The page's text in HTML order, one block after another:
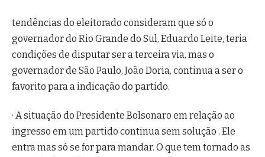
tendências do eleitorado consideram que só o
governador do Rio Grande do Sul, Eduardo Leite, teria
condições de disputar ser a terceira via, mas o
governador de São Paulo, João Doria, continua a ser o
favorito para a indicação do partido.
· A situação do Presidente Bolsonaro em relação ao
ingresso em um partido continua sem solução . Ele
entra mas só se for para mandar. O que tem tornado as